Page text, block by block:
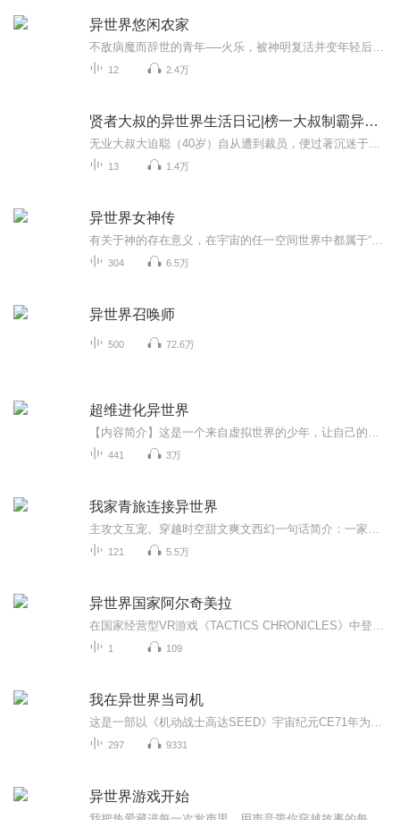
异世界悠闲农家
12 2.4万
贤者大叔的异世界生活日记|榜一大叔制霸异世界
13 1.4万
异世界女神传
304 6.5万
异世界召唤师
500 72.6万
超维进化异世界
441 3万
我家青旅连接异世界
121 5.5万
异世界国家阿尔奇美拉
1 109
我在异世界当司机
297 9331
异世界游戏开始